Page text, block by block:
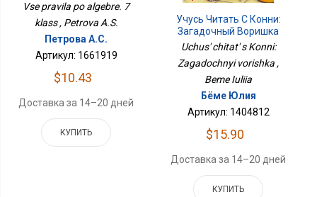
Vse pravila po algebre. 7
klass , Petrova A.S.
Петрова А.С.
Артикул: 1661919
$10.43
Доставка за 14–20 дней
КУПИТЬ
Учусь Читать С Конни:
Загадочный Воришка
Uchus' chitat' s Konni:
Zagadochnyi vorishka ,
Beme Iuliia
Бёме Юлия
Артикул: 1404812
$15.90
Доставка за 14–20 дней
КУПИТЬ